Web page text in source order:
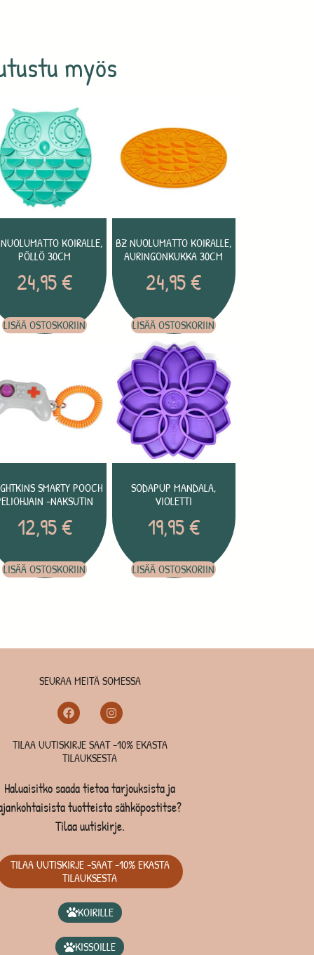
myös
KOIRALLE,
PÖLLÖ 30CM
24,95€
LISÄÄ OSTOSKORIIN
BZ NUOLUMATTO KOIRALLE,
AURINGONKUKKA 30CM
24,95€
LISÄÄ OSTOSKORIIN
SMARTY POOCH
-NAKSUTIN
12,95€
LISÄÄ OSTOSKORIIN
SODAPUP MANDALA,
VIOLETTI
19,95€
LISÄÄ OSTOSKORIIN
SEURAA MEITÄ SOMESSA
TILAA UUTISKIRJE SAAT -10% EKASTA
TILAUKSESTA
Haluaisitko saada tietoa tarjouksista ja
tuotteista sähköpostitse?
Tilaa uutiskirje.
TILAA UUTISKIRJE -SAAT -10% EKASTA
TILAUKSESTA
KOIRILLE
KISSOILLE